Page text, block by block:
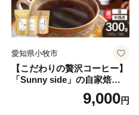
愛知県小牧市
【こだわりの贅沢コーヒー】
「Sunny side」の自家焙煎珈
琲ブレンド珈琲飲み比べセッ
9,000円